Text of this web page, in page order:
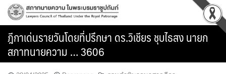
Skip
content
ฎีกาเด่นรายวันโดยที่ปรึกษา ดร.วิเชียร ชุบไธสง นายก
สภาทนายความ … 3606